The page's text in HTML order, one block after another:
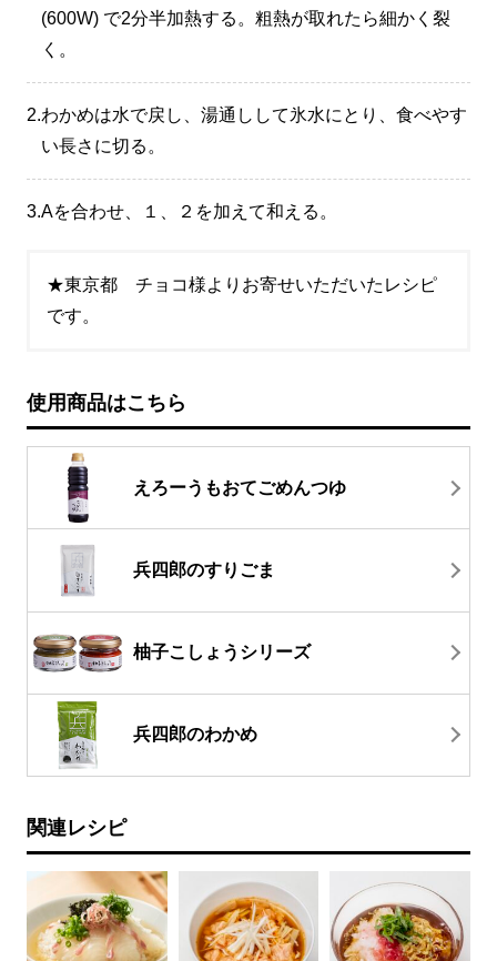
(600W) で2分半加熱する。粗熱が取れたら細かく裂
く。
2.わかめは水で戻し、湯通しして氷水にとり、食べやす
い長さに切る。
3.Aを合わせ、１、２を加えて和える。
★東京都 チョコ様よりお寄せいただいたレシピ
です。
使用商品はこちら
えろーうもおてごめんつゆ
兵四郎のすりごま
柚子こしょうシリーズ
兵四郎のわかめ
関連レシピ